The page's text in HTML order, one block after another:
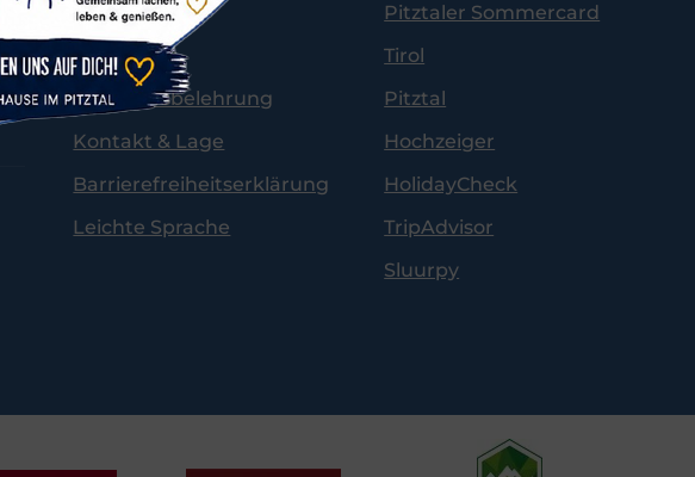
Datenschutz
AGB
Widerrufsbelehrung
Kontakt & Lage
Barrierefreiheitserklärung
Leichte Sprache
Pitztaler Sommercard
Tirol
Pitztal
Hochzeiger
HolidayCheck
TripAdvisor
Sluurpy